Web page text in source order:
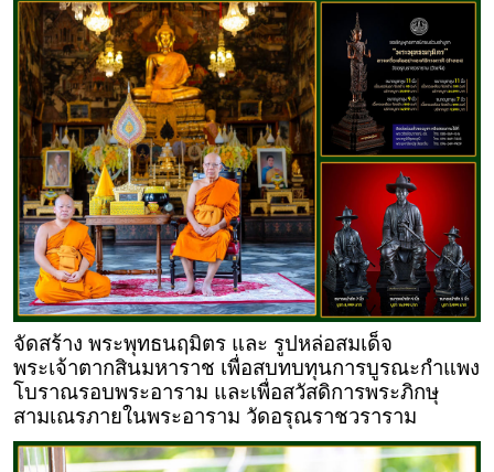
จัดสร้าง พระพุทธนฤมิตร และ รูปหล่อสมเด็จ
พระเจ้าตากสินมหาราช เพื่อสบทบทุนการบูรณะกำแพง
โบราณรอบพระอาราม และเพื่อสวัสดิการพระภิกษุ
สามเณรภายในพระอาราม วัดอรุณราชวราราม